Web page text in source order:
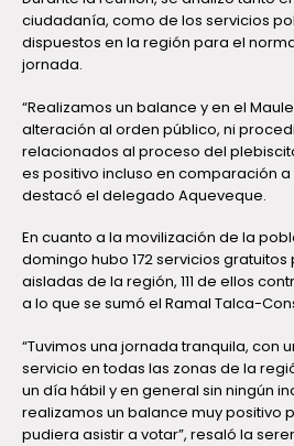
ciudadanía, como de los servicios
dispuestos en la región para el
jornada.
“Realizamos un balance y en el
alteración al orden público, ni
relacionados al proceso del
es positivo incluso en comparación
destacó el delegado Aqueveque.
En cuanto a la movilización de la
domingo hubo 172 servicios
aisladas de la región, 111 de ellos
a lo que se sumó el Ramal Talca-
“Tuvimos una jornada tranquila, con
servicio en todas las zonas de la
un día hábil y en general sin ningún
realizamos un balance muy positivo
pudiera asistir a votar”, resaló la